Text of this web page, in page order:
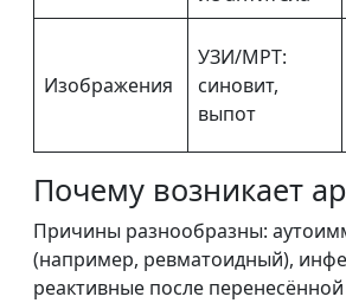
Изображения
УЗИ/МРТ:
синовит,
выпот
Почему возникает
Причины разнообразны:
(например, ревматоидный),
реактивные после